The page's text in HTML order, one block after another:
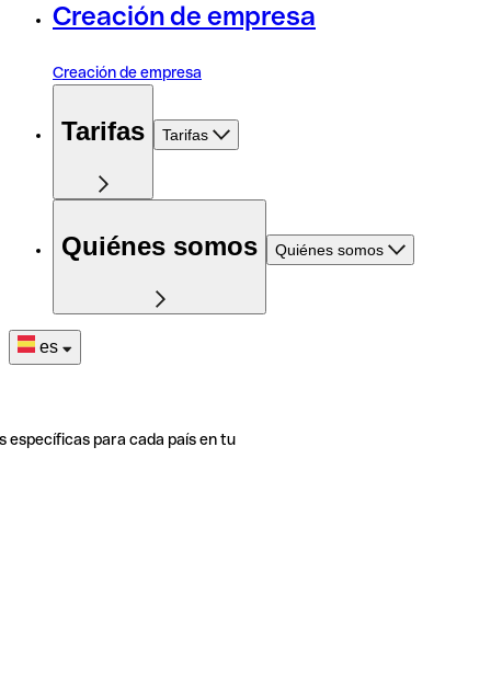
Creación de empresa
Creación de empresa
Tarifas Tarifas
Quiénes somos Quiénes somos
es
específicas para cada país en tu